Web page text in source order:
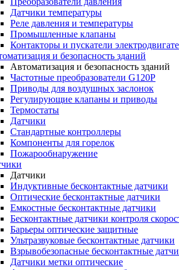
Датчики температуры
Реле давления и температуры
Промышленные клапаны
Контакторы и пускатели
и безопасность зданий
Автоматизация и безопасность зданий
Частотные преобразователи G120P
Приводы для воздушных заслонок
Регулирующие клапаны и приводы
Термостаты
Датчики
Стандартные контроллеры
Компоненты для горелок
Пожарообнаружение
Датчики
Индуктивные бесконтактные датчики
Оптические бесконтактные датчики
Емкостные бесконтактные датчики
Бесконтактные датчики контроля
Барьеры оптические защитные
Ультразвуковые бесконтактные датчики
Взрывобезопасные бесконтактные
Датчики метки оптические